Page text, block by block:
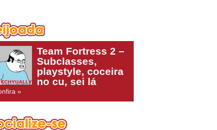
Team Fortress 2 –
Subclasses,
playstyle, coceira
no cu, sei lá
»